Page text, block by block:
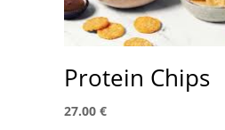
Protein Chips
27.00 €